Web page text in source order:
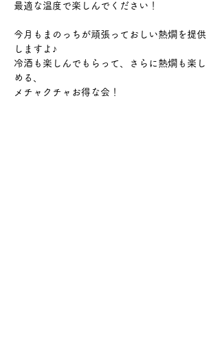
最適な温度で楽しんでください！
今月もまのっちが頑張っておしい熱燗を提供
しますよ♪
冷酒も楽しんでもらって、さらに熱燗も楽し
める、
メチャクチャお得な会！